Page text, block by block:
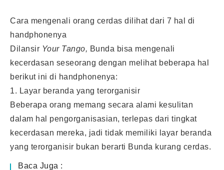
Cara mengenali orang cerdas dilihat dari 7 hal di
handphonenya
Dilansir Your Tango, Bunda bisa mengenali
kecerdasan seseorang dengan melihat beberapa hal
berikut ini di handphonenya:
1. Layar beranda yang terorganisir
Beberapa orang memang secara alami kesulitan
dalam hal pengorganisasian, terlepas dari tingkat
kecerdasan mereka, jadi tidak memiliki layar beranda
yang terorganisir bukan berarti Bunda kurang cerdas.
Baca Juga :